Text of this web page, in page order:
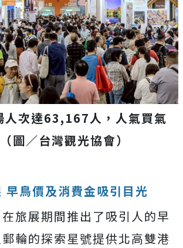
次達63,167人，人氣買氣
圖／台灣觀光協會）
早鳥價及消費金吸引目光
旅展期間推出了吸引人的早
輪的探索星號提供北高雙港